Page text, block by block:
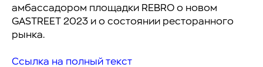
амбассадором площадки REBRO о новом
GASTREET 2023 и о состоянии ресторанного
рынка.
Ссылка на полный текст